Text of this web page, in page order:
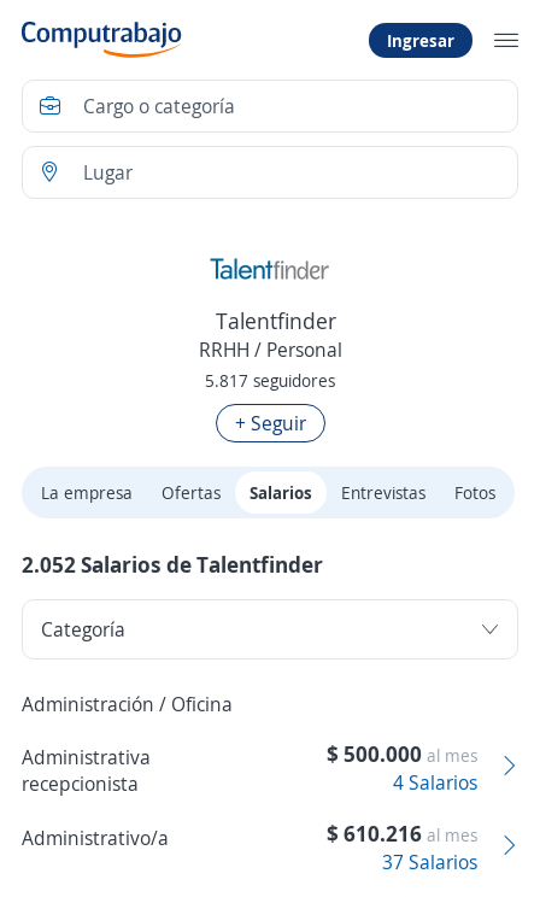
Ingresar
Talentfinder
RRHH / Personal
5.817 seguidores
+ Seguir
La empresa Ofertas Salarios Entrevistas Fotos
2.052 Salarios de Talentfinder
Administración / Oficina
Administrativa
recepcionista
$ 500.000 al mes
4 Salarios
Administrativo/a $ 610.216 al mes
37 Salarios